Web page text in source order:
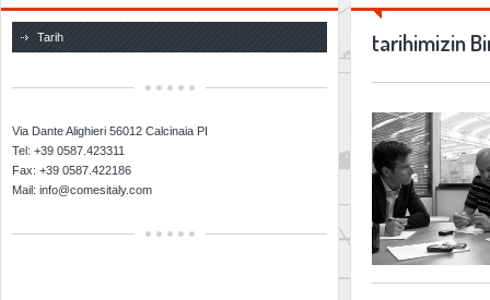
Tarih
Via Dante Alighieri 56012 Calcinaia PI
Tel: +39 0587.423311
Fax: +39 0587.422186
Mail: info@comesitaly.com
tarihimizin